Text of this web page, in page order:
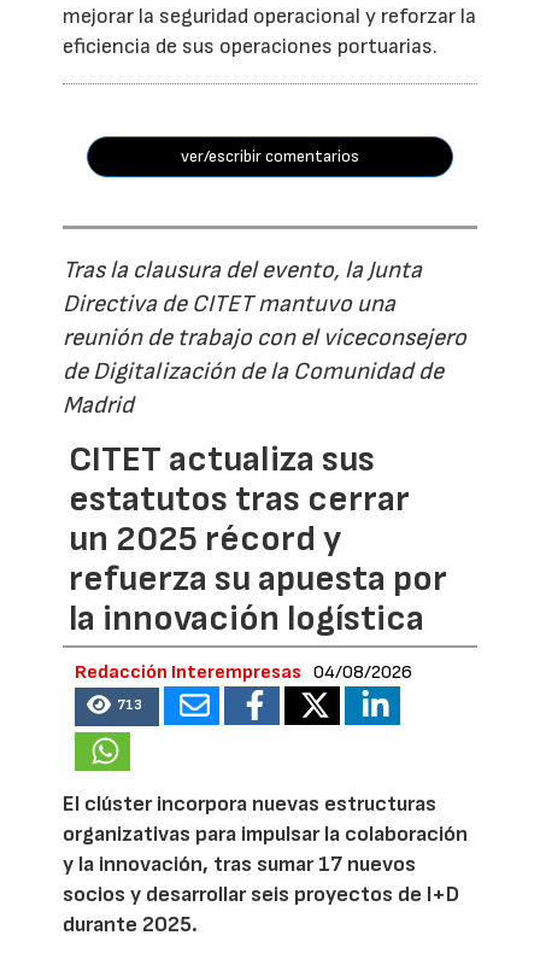
mejorar la seguridad operacional y reforzar la
eficiencia de sus operaciones portuarias.
ver/escribir comentarios
Tras la clausura del evento, la Junta
Directiva de CITET mantuvo una
reunión de trabajo con el viceconsejero
de Digitalización de la Comunidad de
Madrid
CITET actualiza sus
estatutos tras cerrar
un 2025 récord y
refuerza su apuesta por
la innovación logística
Redacción Interempresas 04/08/2026
713
El clúster incorpora nuevas estructuras
organizativas para impulsar la colaboración
y la innovación, tras sumar 17 nuevos
socios y desarrollar seis proyectos de I+D
durante 2025.